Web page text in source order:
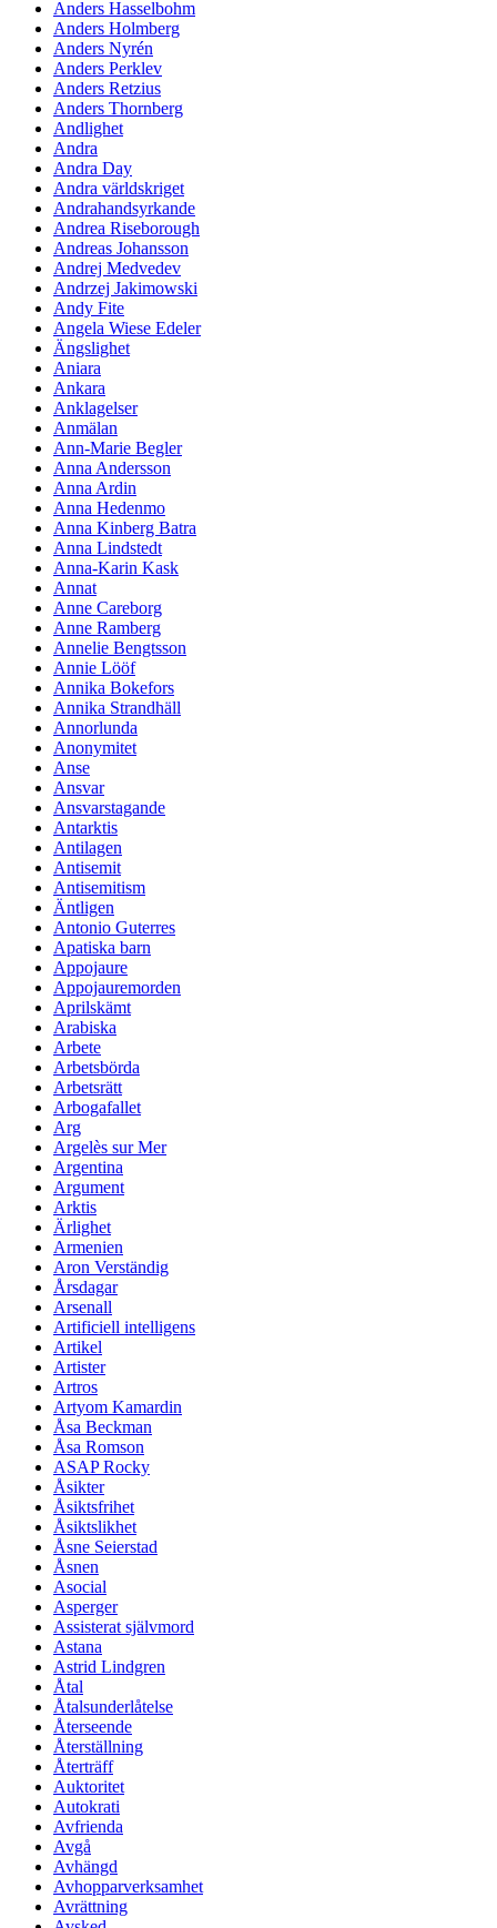
Anders Hasselbohm
Anders Holmberg
Anders Nyrén
Anders Perklev
Anders Retzius
Anders Thornberg
Andlighet
Andra
Andra Day
Andra världskriget
Andrahandsyrkande
Andrea Riseborough
Andreas Johansson
Andrej Medvedev
Andrzej Jakimowski
Andy Fite
Angela Wiese Edeler
Ängslighet
Aniara
Ankara
Anklagelser
Anmälan
Ann-Marie Begler
Anna Andersson
Anna Ardin
Anna Hedenmo
Anna Kinberg Batra
Anna Lindstedt
Anna-Karin Kask
Annat
Anne Careborg
Anne Ramberg
Annelie Bengtsson
Annie Lööf
Annika Bokefors
Annika Strandhäll
Annorlunda
Anonymitet
Anse
Ansvar
Ansvarstagande
Antarktis
Antilagen
Antisemit
Antisemitism
Äntligen
Antonio Guterres
Apatiska barn
Appojaure
Appojauremorden
Aprilskämt
Arabiska
Arbete
Arbetsbörda
Arbetsrätt
Arbogafallet
Arg
Argelès sur Mer
Argentina
Argument
Arktis
Ärlighet
Armenien
Aron Verständig
Årsdagar
Arsenall
Artificiell intelligens
Artikel
Artister
Artros
Artyom Kamardin
Åsa Beckman
Åsa Romson
ASAP Rocky
Åsikter
Åsiktsfrihet
Åsiktslikhet
Åsne Seierstad
Åsnen
Asocial
Asperger
Assisterat självmord
Astana
Astrid Lindgren
Åtal
Åtalsunderlåtelse
Återseende
Återställning
Återträff
Auktoritet
Autokrati
Avfrienda
Avgå
Avhängd
Avhopparverksamhet
Avrättning